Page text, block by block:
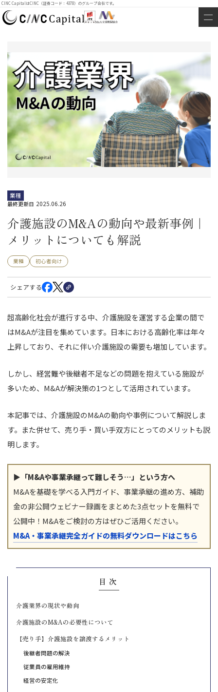
CINC CapitalはCINC（証券コード：4378）のグループ会社です。
業種
最終更新日 2025.06.26
介護施設のM&Aの動向や最新事例｜
メリットについても解説
業種 初心者向け
シェアする
超高齢化社会が進行する中、介護施設を運営する企業の間で
はM&Aが注目を集めています。日本における高齢化率は年々
上昇しており、それに伴い介護施設の需要も増加しています。
しかし、経営難や後継者不足などの問題を抱えている施設が
多いため、M&Aが解決策の1つとして活用されています。
本記事では、介護施設のM&Aの動向や事例について解説しま
す。また併せて、売り手・買い手双方にとってのメリットも説
明します。
▶「M&Aや事業承継って難しそう…」という方へ
M&Aを基礎を学べる入門ガイド、事業承継の進め方、補助
金の非公開ウェビナー録画をまとめた3点セットを無料で
公開中！M&Aをご検討の方はぜひご活用ください。
M&A・事業承継完全ガイドの無料ダウンロードはこちら
目次
介護業界の現状や動向
介護施設のM&Aの必要性について
【売り手】介護施設を譲渡するメリット
後継者問題の解決
従業員の雇用維持
経営の安定化